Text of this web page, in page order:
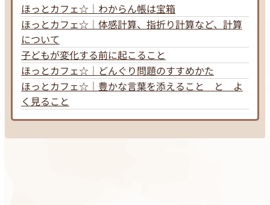
ほっとカフェ☆｜わからん帳は宝箱
ほっとカフェ☆｜体感計算、指折り計算など、計算
について
子どもが変化する前に起こること
ほっとカフェ☆｜どんぐり問題のすすめかた
ほっとカフェ☆｜豊かな言葉を添えること と よ
く見ること